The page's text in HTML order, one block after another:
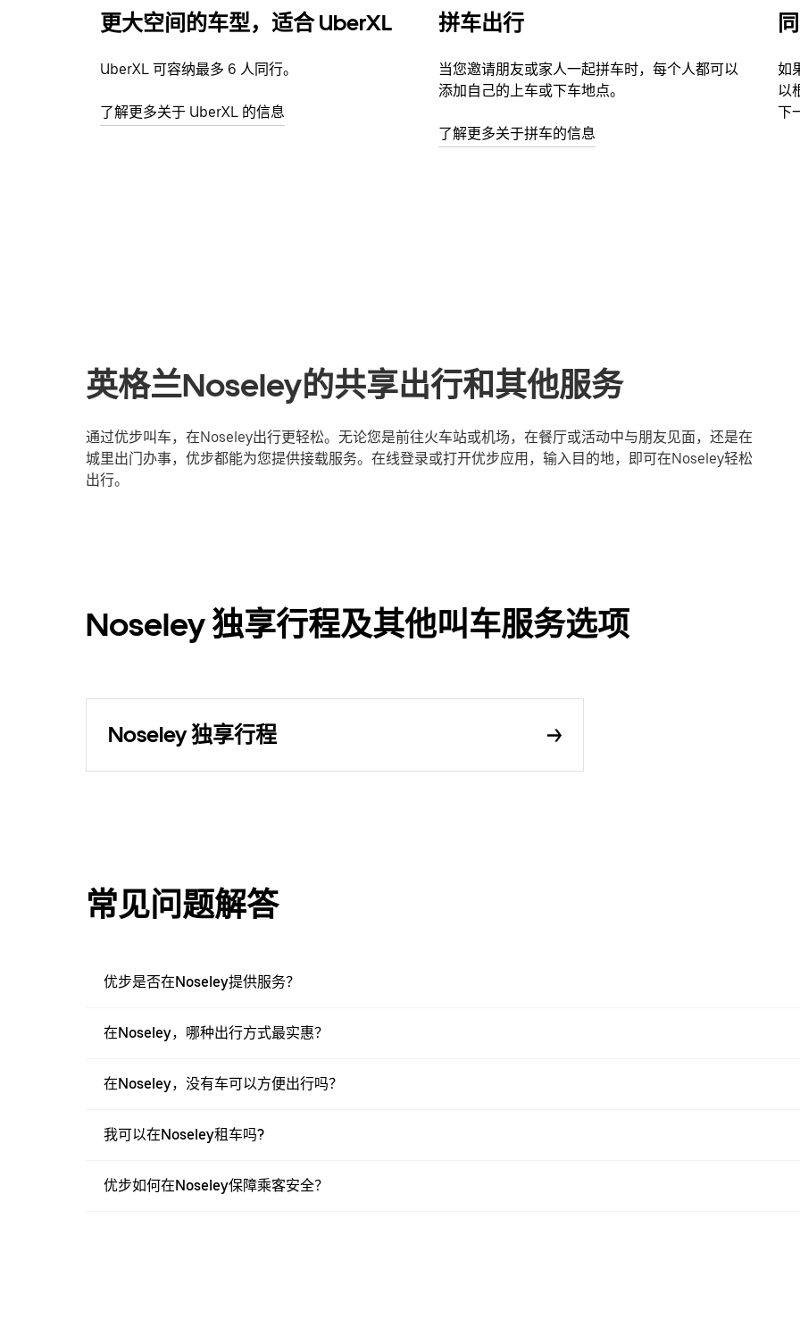
更大空间的车型，适合 UberXL
UberXL 可容纳最多 6 人同行。
了解更多关于 UberXL 的信息
拼车出行
当您邀请朋友或家人一起拼车时，每个人都可以
添加自己的上车或下车地点。
了解更多关于拼车的信息
如
以
下
英格兰Noseley的共享出行和其他服务
通过优步叫车，在Noseley出行更轻松。无论您是前往火车站或机场，在餐厅或活动中与朋友见面，还是在
城里出门办事，优步都能为您提供接载服务。在线登录或打开优步应用，输入目的地，即可在Noseley轻松
出行。
Noseley 独享行程及其他叫车服务选项
Noseley 独享行程
常见问题解答
优步是否在Noseley提供服务？
在Noseley，哪种出行方式最实惠？
在Noseley，没有车可以方便出行吗？
我可以在Noseley租车吗?
优步如何在Noseley保障乘客安全？